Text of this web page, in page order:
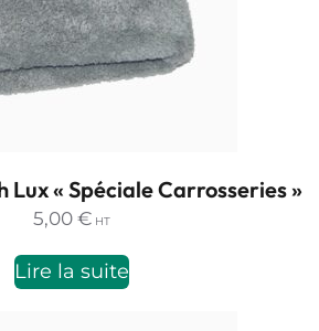
Lux « Spéciale Carrosseries »
5,00 € HT
Lire la suite